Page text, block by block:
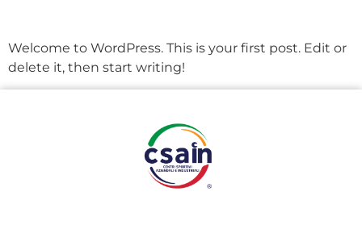
Welcome to WordPress. This is your first post. Edit or
delete it, then start writing!